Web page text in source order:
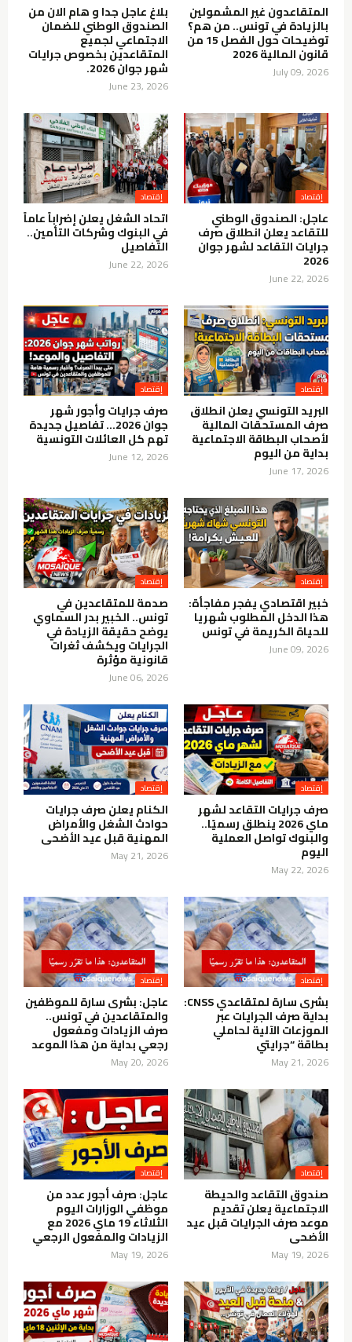
المتقاعدون غير المشمولين
بالزيادة في تونس.. من هم؟
توضيحات حول الفصل 15 من
قانون المالية 2026
July 09, 2026
بلاغ عاجل جدا و هام الان من
الصندوق الوطني للضمان
الاجتماعي لجميع
المتقاعدين بخصوص جرايات
شهر جوان 2026.
June 23, 2026
إقتصاد
عاجل: الصندوق الوطني
للتقاعد يعلن انطلاق صرف
جرايات التقاعد لشهر جوان
2026
June 22, 2026
إقتصاد
اتحاد الشغل يعلن إضراباً عاماً
في البنوك وشركات التأمين..
التفاصيل
June 22, 2026
إقتصاد
البريد التونسي يعلن انطلاق
صرف المستحقات المالية
لأصحاب البطاقة الاجتماعية
بداية من اليوم
June 17, 2026
إقتصاد
صرف جرايات وأجور شهر
جوان 2026… تفاصيل جديدة
تهم كل العائلات التونسية
June 12, 2026
إقتصاد
خبير اقتصادي يفجر مفاجأة:
هذا الدخل المطلوب شهريا
للحياة الكريمة في تونس
June 09, 2026
إقتصاد
صدمة للمتقاعدين في
تونس.. الخبير بدر السماوي
يوضح حقيقة الزيادة في
الجرايات ويكشف ثغرات
قانونية مؤثرة
June 06, 2026
إقتصاد
صرف جرايات التقاعد لشهر
ماي 2026 ينطلق رسميًا..
والبنوك تواصل العملية
اليوم
May 22, 2026
إقتصاد
الكنام يعلن صرف جرايات
حوادث الشغل والأمراض
المهنية قبل عيد الأضحى
May 21, 2026
إقتصاد
بشرى سارة لمتقاعدي CNSS:
بداية صرف الجرايات عبر
الموزعات الآلية لحاملي
بطاقة “جرايتي
May 21, 2026
إقتصاد
عاجل: بشرى سارة للموظفين
والمتقاعدين في تونس..
صرف الزيادات ومفعول
رجعي بداية من هذا الموعد
May 20, 2026
إقتصاد
صندوق التقاعد والحيطة
الاجتماعية يعلن تقديم
موعد صرف الجرايات قبل عيد
الأضحى
May 19, 2026
إقتصاد
عاجل: صرف أجور عدد من
موظفي الوزارات اليوم
الثلاثاء 19 ماي 2026 مع
الزيادات والمفعول الرجعي
May 19, 2026